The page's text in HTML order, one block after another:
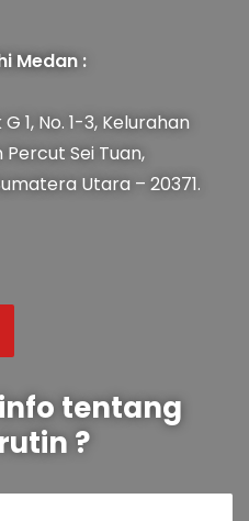
Medan :
1, No. 1-3, Kelurahan
Sei Tuan,
Utara – 20371.
tentang
?